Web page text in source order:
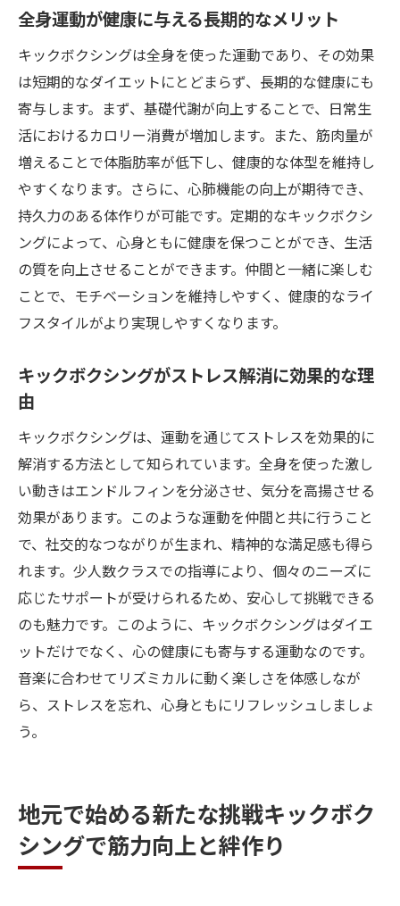
全身運動が健康に与える長期的なメリット
キックボクシングは全身を使った運動であり、その効果
は短期的なダイエットにとどまらず、長期的な健康にも
寄与します。まず、基礎代謝が向上することで、日常生
活におけるカロリー消費が増加します。また、筋肉量が
増えることで体脂肪率が低下し、健康的な体型を維持し
やすくなります。さらに、心肺機能の向上が期待でき、
持久力のある体作りが可能です。定期的なキックボクシ
ングによって、心身ともに健康を保つことができ、生活
の質を向上させることができます。仲間と一緒に楽しむ
ことで、モチベーションを維持しやすく、健康的なライ
フスタイルがより実現しやすくなります。
キックボクシングがストレス解消に効果的な理
由
キックボクシングは、運動を通じてストレスを効果的に
解消する方法として知られています。全身を使った激し
い動きはエンドルフィンを分泌させ、気分を高揚させる
効果があります。このような運動を仲間と共に行うこと
で、社交的なつながりが生まれ、精神的な満足感も得ら
れます。少人数クラスでの指導により、個々のニーズに
応じたサポートが受けられるため、安心して挑戦できる
のも魅力です。このように、キックボクシングはダイエ
ットだけでなく、心の健康にも寄与する運動なのです。
音楽に合わせてリズミカルに動く楽しさを体感しなが
ら、ストレスを忘れ、心身ともにリフレッシュしましょ
う。
地元で始める新たな挑戦キックボク
シングで筋力向上と絆作り